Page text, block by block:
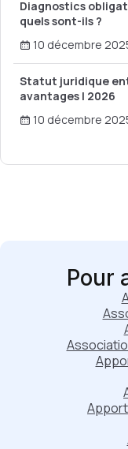
Diagnostics
quels sont-ils ?
10 décembre
Statut juridique
avantages | 2026
10 décembre
Pour